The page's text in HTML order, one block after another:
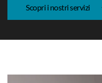
Scopri i nostri servizi